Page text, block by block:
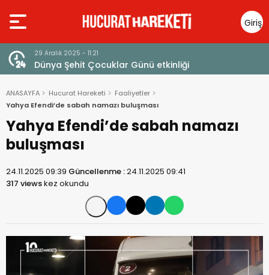
Giriş
Yap
23 Aralık 2025 - 13:14
Ayetlerle Filistin ve Mescid-i Aksa
ANASAYFA Hucurat Hareketi
Faaliyetler
Yahya Efendi’de sabah namazı buluşması
Yahya Efendi’de sabah namazı
buluşması
24.11.2025 09:39 Güncellenme :24.11.2025 09:41
317 viewskez okundu